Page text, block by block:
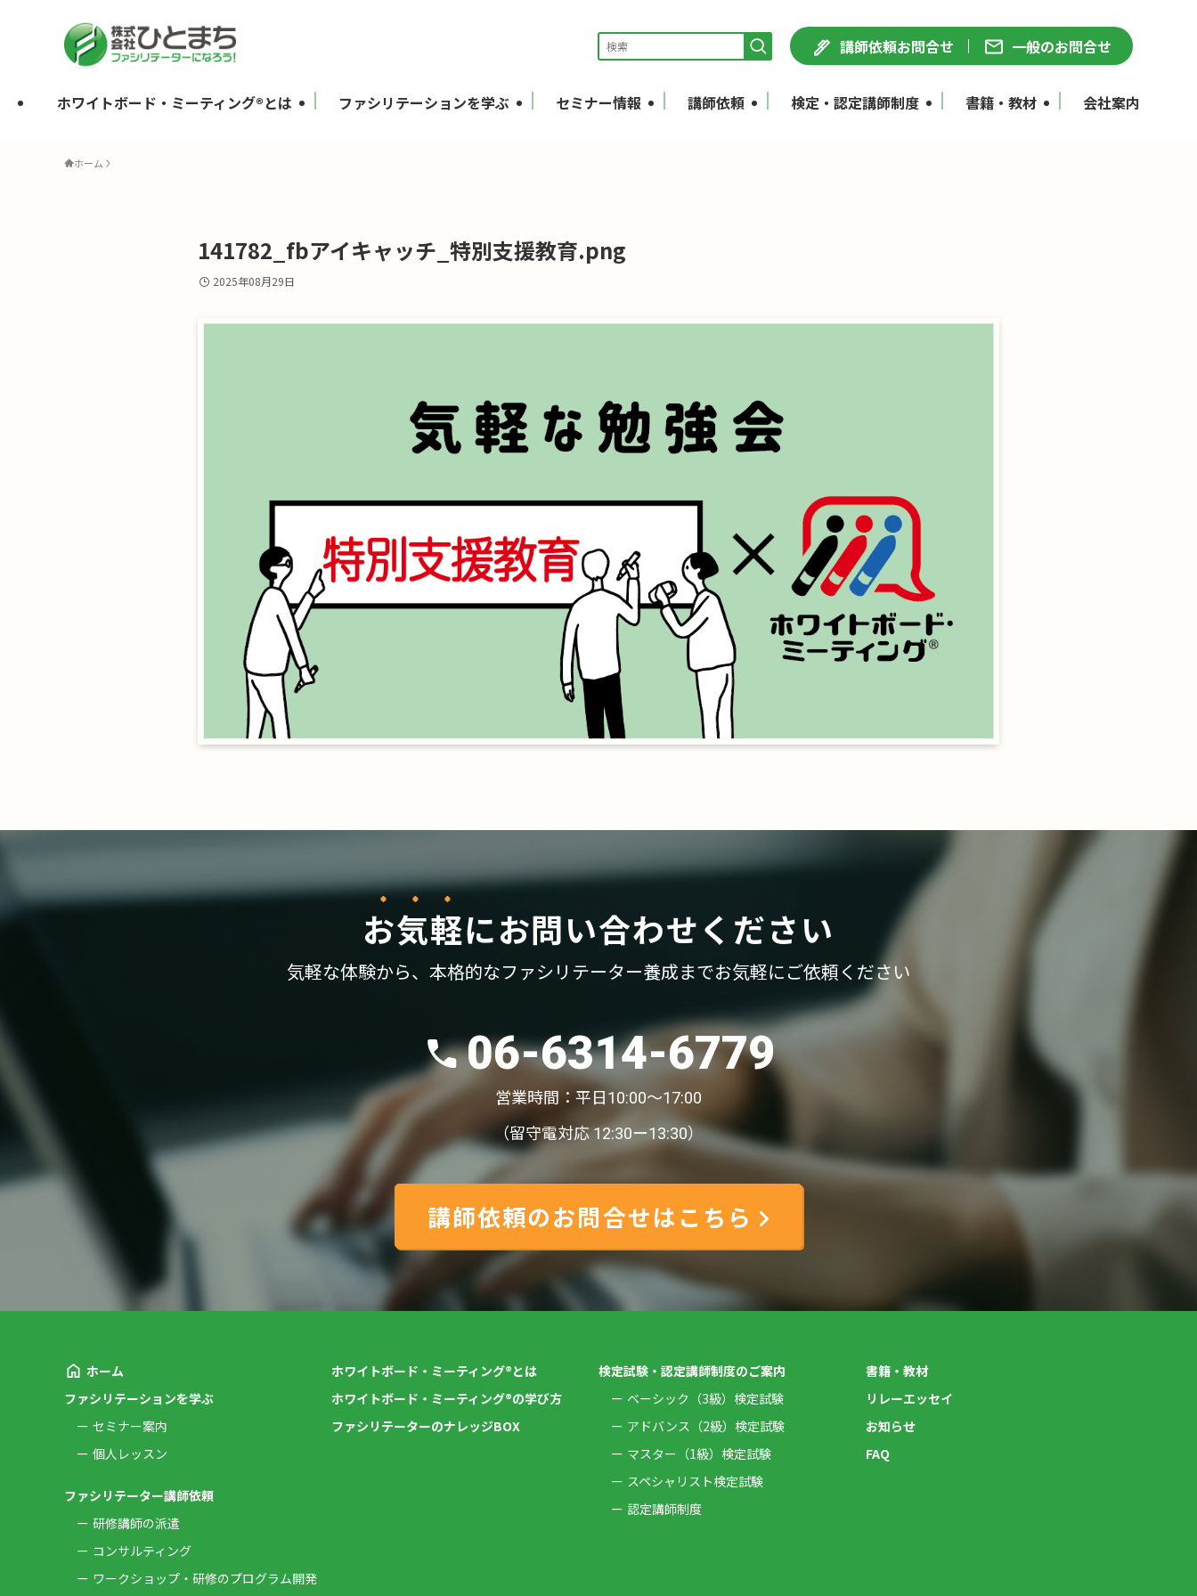
講師依頼お問合せ 一般のお問合せ
ホワイトボード・ミーティング®とは ファシリテーションを学ぶ セミナー情報 講師依頼 検定・認定講師制度 書籍・教材 会社案内
ホーム
141782_fbアイキャッチ_特別支援教育.png
2025年08月29日
お気軽にお問い合わせください
気軽な体験から、 本格的なファシリテーター養成までお気軽にご依頼ください
06-6314-6779
営業時間：平日10:00〜17:00
（留守電対応 12:30ー13:30）
講師依頼のお問合せはこちら
ホーム
ファシリテーションを学ぶ
セミナー案内
個人レッスン
ファシリテーター講師依頼
研修講師の派遣
コンサルティング
ワークショップ・研修のプログラム開発
ホワイトボード・ミーティング®とは
ホワイトボード・ミーティング®の学び方
ファシリテーターのナレッジBOX
検定試験・認定講師制度のご案内
ベーシック（3級）検定試験
アドバンス（2級）検定試験
マスター（1級）検定試験
スペシャリスト検定試験
認定講師制度
書籍・教材
リレーエッセイ
お知らせ
FAQ